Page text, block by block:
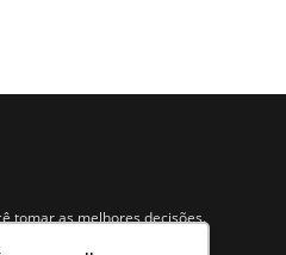
tomar as melhores decisões.